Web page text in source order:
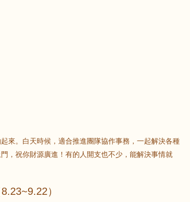
來。白天時候，適合推進團隊協作事務，一起解決各種
，祝你財源廣進！有的人開支也不少，能解決事情就
）